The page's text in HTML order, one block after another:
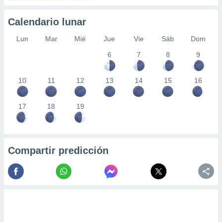
Calendario lunar
Lun Mar Mié Jue Vie Sáb
Dom
6
7 8 9
10 11 12 13 14 15 16
17 18 19
Compartir predicción